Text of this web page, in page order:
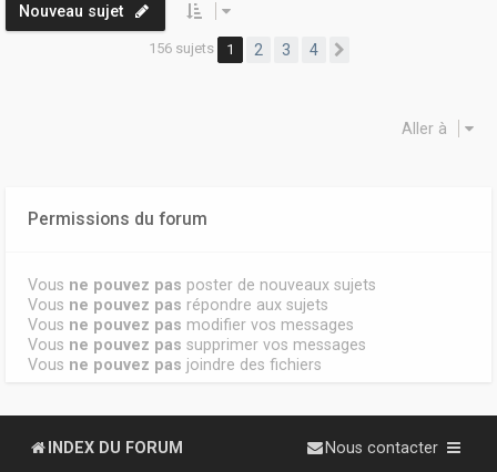
Nouveau sujet
156 sujets 1 2 3 4
Aller à
Permissions du forum
Vous ne pouvez pas poster de nouveaux sujets
Vous ne pouvez pas répondre aux sujets
Vous ne pouvez pas modifier vos messages
Vous ne pouvez pas supprimer vos messages
Vous ne pouvez pas joindre des fichiers
INDEX DU FORUM Nous contacter